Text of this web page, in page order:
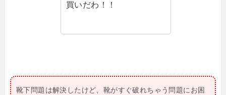
買いだわ！！
靴下問題は解決したけど、靴がすぐ破れちゃう問題にお困